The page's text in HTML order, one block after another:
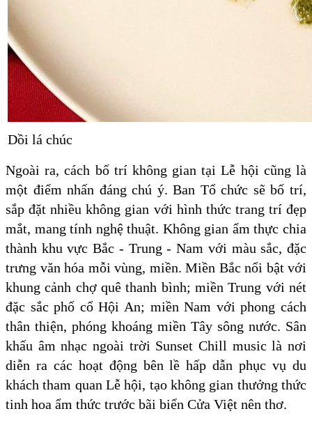
Dồi lá chúc
Ngoài ra, cách bố trí không gian tại Lễ hội cũng là
một điểm nhấn đáng chú ý. Ban Tổ chức sẽ bố trí,
sắp đặt nhiều không gian với hình thức trang trí đẹp
mắt, mang tính nghệ thuật. Không gian ẩm thực chia
thành khu vực Bắc - Trung - Nam với màu sắc, đặc
trưng văn hóa mỗi vùng, miền. Miền Bắc nổi bật với
khung cảnh chợ quê thanh bình; miền Trung với nét
đặc sắc phố cổ Hội An; miền Nam với phong cách
thân thiện, phóng khoáng miền Tây sông nước. Sân
khấu âm nhạc ngoài trời Sunset Chill music là nơi
diễn ra các hoạt động bên lề hấp dẫn phục vụ du
khách tham quan Lễ hội, tạo không gian thưởng thức
tinh hoa ẩm thức trước bãi biển Cửa Việt nên thơ.